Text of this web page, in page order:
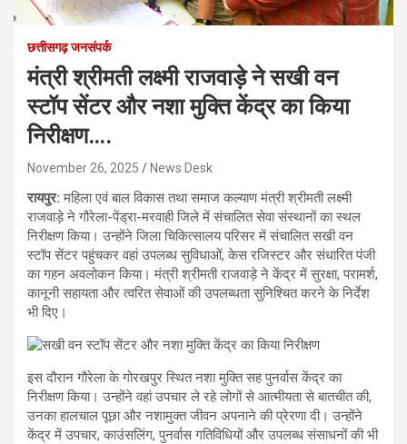
छत्तीसगढ़ जनसंपर्क
मंत्री श्रीमती लक्ष्मी राजवाड़े ने सखी वन
स्टॉप सेंटर और नशा मुक्ति केंद्र का किया
निरीक्षण….
November 26, 2025 News Desk
रायपुर:महिला एवं बाल विकास तथा समाज कल्याण मंत्री श्रीमती लक्ष्मी
राजवाड़े ने गौरेला-पेंड्रा-मरवाही जिले में संचालित सेवा संस्थानों का स्थल
निरीक्षण किया। उन्होंने जिला चिकित्सालय परिसर में संचालित सखी वन
स्टॉप सेंटर पहुंचकर वहां उपलब्ध सुविधाओं, केस रजिस्टर और संधारित पंजी
का गहन अवलोकन किया। मंत्री श्रीमती राजवाड़े ने केंद्र में सुरक्षा, परामर्श,
कानूनी सहायता और त्वरित सेवाओं की उपलब्धता सुनिश्चित करने के निर्देश
भी दिए।
इस दौरान गौरेला के गोरखपुर स्थित नशा मुक्ति सह पुनर्वास केंद्र का
निरीक्षण किया। उन्होंने वहां उपचार ले रहे लोगों से आत्मीयता से बातचीत की,
उनका हालचाल पूछा और नशामुक्त जीवन अपनाने की प्रेरणा दी। उन्होंने
केंद्र में उपचार, काउंसलिंग, पुनर्वास गतिविधियों और उपलब्ध संसाधनों की भी